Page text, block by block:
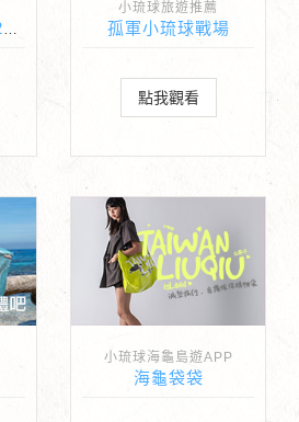
台灣好行小琉球線2026正式啟程
小琉球旅遊推薦
孤軍小琉球戰場
點我觀看
小琉球海龜島遊APP
海龜袋袋